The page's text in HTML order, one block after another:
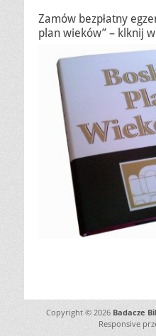
Zamów bezpłatny
plan wieków” – klknij
Copyright © 2026 Badacze
Responsive